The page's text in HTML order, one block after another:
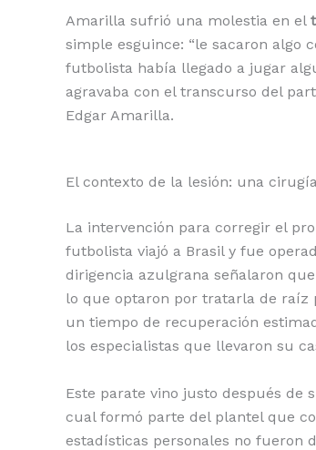
Amarilla sufrió una molestia en el
simple esguince: “le sacaron algo
futbolista había llegado a jugar
agravaba con el transcurso del
Edgar Amarilla.
El contexto de la lesión: una
La intervención para corregir el
futbolista viajó a Brasil y fue
dirigencia azulgrana señalaron
lo que optaron por tratarla de raíz
un tiempo de recuperación
los especialistas que llevaron su
Este parate vino justo después de
cual formó parte del plantel que
estadísticas personales no fueron